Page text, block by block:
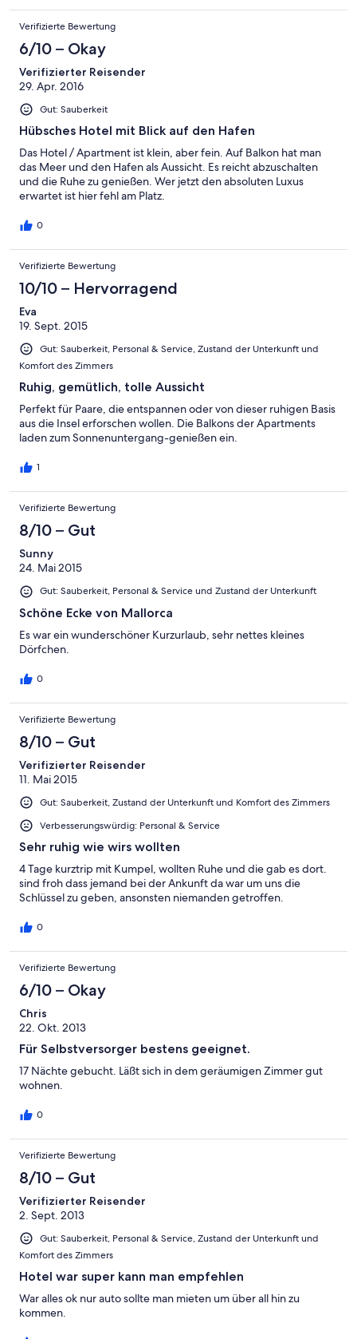
Verifizierte Bewertung
6/10 – Okay
Verifizierter Reisender
29. Apr. 2016
Gut: Sauberkeit
Hübsches Hotel mit Blick auf den Hafen
Das Hotel / Apartment ist klein, aber fein. Auf Balkon hat man
das Meer und den Hafen als Aussicht. Es reicht abzuschalten
und die Ruhe zu genießen. Wer jetzt den absoluten Luxus
erwartet ist hier fehl am Platz.
0
Verifizierte Bewertung
10/10 – Hervorragend
Eva
19. Sept. 2015
Gut: Sauberkeit, Personal & Service, Zustand der Unterkunft und
Komfort des Zimmers
Ruhig, gemütlich, tolle Aussicht
Perfekt für Paare, die entspannen oder von dieser ruhigen Basis
aus die Insel erforschen wollen. Die Balkons der Apartments
laden zum Sonnenuntergang-genießen ein.
1
Verifizierte Bewertung
8/10 – Gut
Sunny
24. Mai 2015
Gut: Sauberkeit, Personal & Service und Zustand der Unterkunft
Schöne Ecke von Mallorca
Es war ein wunderschöner Kurzurlaub, sehr nettes kleines
Dörfchen.
0
Verifizierte Bewertung
8/10 – Gut
Verifizierter Reisender
11. Mai 2015
Gut: Sauberkeit, Zustand der Unterkunft und Komfort des Zimmers
Verbesserungswürdig: Personal & Service
Sehr ruhig wie wirs wollten
4 Tage kurztrip mit Kumpel, wollten Ruhe und die gab es dort.
sind froh dass jemand bei der Ankunft da war um uns die
Schlüssel zu geben, ansonsten niemanden getroffen.
0
Verifizierte Bewertung
6/10 – Okay
Chris
22. Okt. 2013
Für Selbstversorger bestens geeignet.
17 Nächte gebucht. Läßt sich in dem geräumigen Zimmer gut
wohnen.
0
Verifizierte Bewertung
8/10 – Gut
Verifizierter Reisender
2. Sept. 2013
Gut: Sauberkeit, Personal & Service, Zustand der Unterkunft und
Komfort des Zimmers
Hotel war super kann man empfehlen
War alles ok nur auto sollte man mieten um über all hin zu
kommen.